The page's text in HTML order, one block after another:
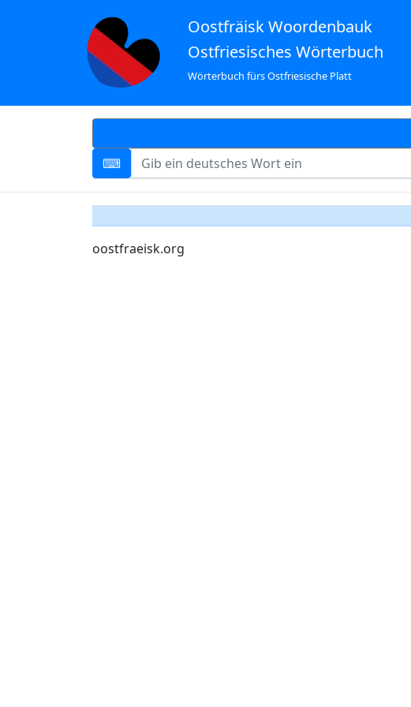
Oostfräisk Woordenbauk
Ostfriesisches Wörterbuch
Wörterbuch fürs Ostfriesische Platt
oostfraeisk.org